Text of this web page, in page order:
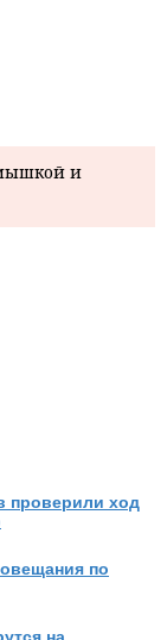
и
проверили ход
по
на